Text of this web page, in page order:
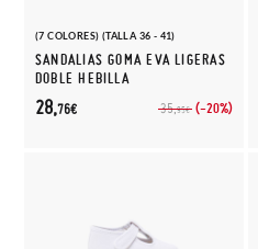
(7 COLORES) (TALLA 36 - 41)
SANDALIAS GOMA EVA LIGERAS
DOBLE HEBILLA
35,95€ (-20%)
28,76€